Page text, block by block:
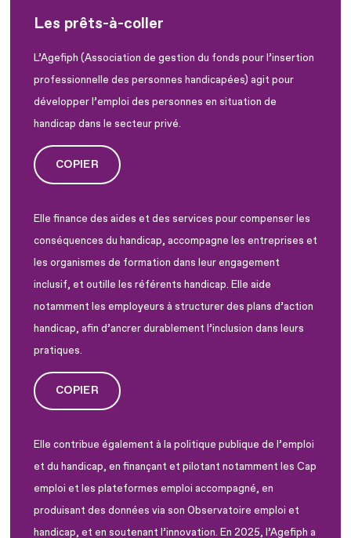
Les prêts-à-coller
L’Agefiph (Association de gestion du fonds pour l’insertion
professionnelle des personnes handicapées) agit pour
développer l’emploi des personnes en situation de
handicap dans le secteur privé.
COPIER
Elle finance des aides et des services pour compenser les
conséquences du handicap, accompagne les entreprises et
les organismes de formation dans leur engagement
inclusif, et outille les référents handicap. Elle aide
notamment les employeurs à structurer des plans d’action
handicap, afin d’ancrer durablement l’inclusion dans leurs
pratiques.
COPIER
Elle contribue également à la politique publique de l’emploi
et du handicap, en finançant et pilotant notamment les Cap
emploi et les plateformes emploi accompagné, en
produisant des données via son Observatoire emploi et
handicap, et en soutenant l’innovation. En 2025, l’Agefiph a